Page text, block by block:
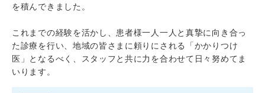
を積んできました。
これまでの経験を活かし、患者様一人一人と真摯に向き合っ
た診療を行い、地域の皆さまに頼りにされる「かかりつけ
医」となるべく、スタッフと共に力を合わせて日々努めてま
いります。